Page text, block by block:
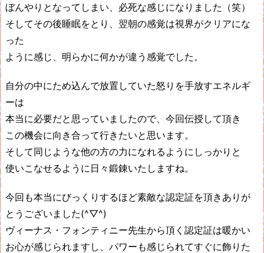
ぼんやりとなってしまい、必死な感じになりました（笑）
そしてその後睡眠をとり、翌朝の感覚は視界がクリアにな
った
ように感じ、明らかに何かが違う感覚でした。
自分の中にため込んで放置していた怒りを手放すエネルギ
ーは
本当に必要だと思っていましたので、今回伝授して頂き
この機会に向き合って行きたいと思います。
そして同じような他の方の力になれるようにしっかりと
使いこなせるように日々鍛錬いたしますね。
今回も本当にびっくりするほど素敵な認定証を頂きありが
とうございました(^▽^)
ヴィーナス・フォンティニー先生から頂く認定証は暖かい
お心が感じられますし、パワーも感じられてすぐに飾りた